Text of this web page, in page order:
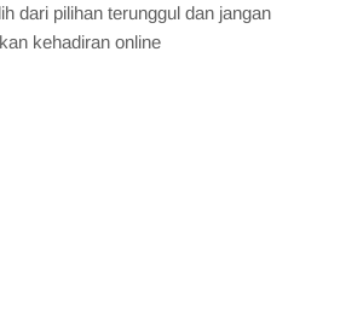
dari pilihan terunggul dan jangan
kehadiran online